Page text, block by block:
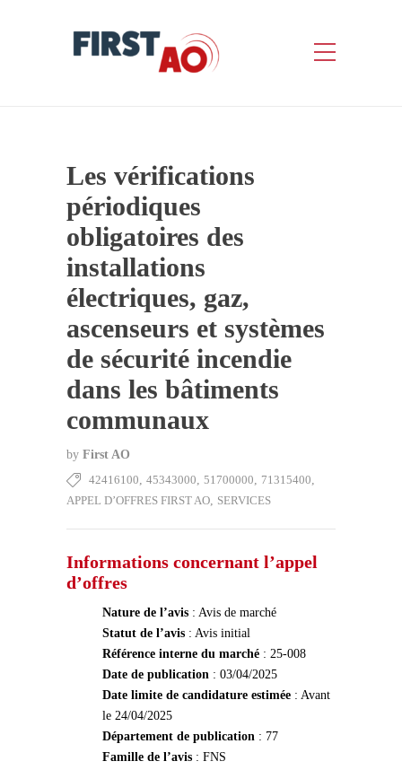
Les vérifications
périodiques
obligatoires des
installations
électriques, gaz,
ascenseurs et systèmes
de sécurité incendie
dans les bâtiments
communaux
by First AO
42416100, 45343000, 51700000, 71315400,
APPEL D’OFFRES FIRST AO, SERVICES
Informations concernant l’appel
d’offres
Nature de l’avis : Avis de marché
Statut de l’avis : Avis initial
Référence interne du marché : 25-008
Date de publication : 03/04/2025
Date limite de candidature estimée : Avant
le 24/04/2025
Département de publication : 77
Famille de l’avis : FNS